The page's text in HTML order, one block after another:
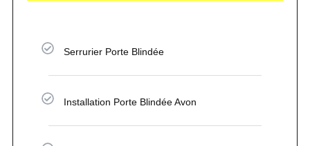
Serrurier Porte Blindée
Installation Porte Blindée Avon